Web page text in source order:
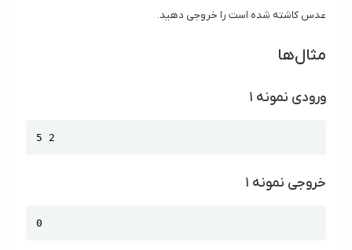
عدس کاشته شده است را خروجی دهید.
مثال‌ها
ورودی نمونه ۱
5 2
خروجی نمونه ۱
0